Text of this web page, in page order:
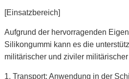
[Einsatzbereich]
Aufgrund der hervorragenden
Silikongummi kann es die
militärischer und ziviler
1. Transport: Anwendung in der